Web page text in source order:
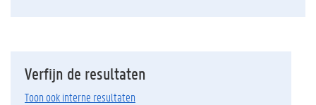
Verfijn de resultaten
Toon ook interne resultaten